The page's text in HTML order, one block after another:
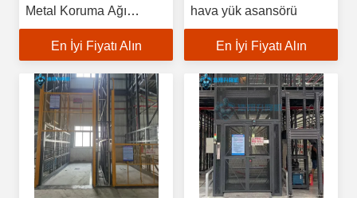
Metal Koruma Ağı
Koruma Çit Hidrolik
AsansörEn İyi Fiyatı Alın
hava yük asansörü
En İyi Fiyatı Alın